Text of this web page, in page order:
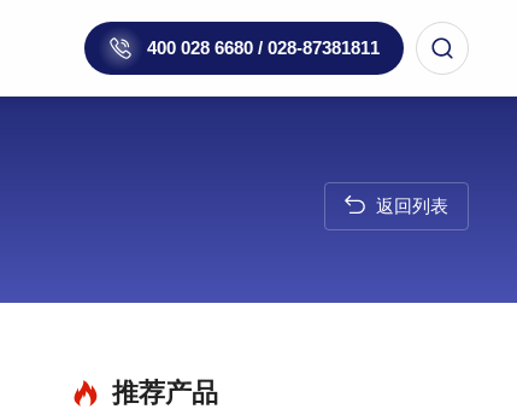
400 028 6680 / 028-87381811
返回列表
推荐产品